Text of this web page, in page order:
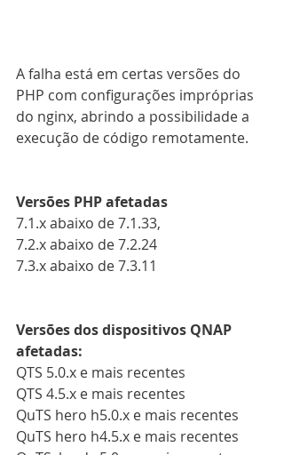
A falha está em certas versões do
PHP com configurações impróprias
do nginx, abrindo a possibilidade a
execução de código remotamente.
Versões PHP afetadas
7.1.x abaixo de 7.1.33,
7.2.x abaixo de 7.2.24
7.3.x abaixo de 7.3.11
Versões dos dispositivos QNAP
afetadas:
QTS 5.0.x e mais recentes
QTS 4.5.x e mais recentes
QuTS hero h5.0.x e mais recentes
QuTS hero h4.5.x e mais recentes